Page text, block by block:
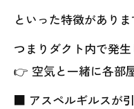
といった特徴がありま
つまりダクト内で発生
👉 空気と一緒に各部
■ アスペルギルスが